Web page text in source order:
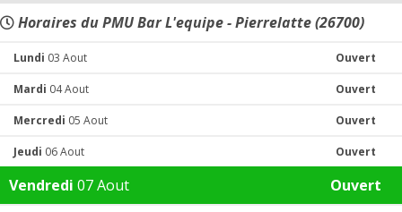
Horaires du PMU Bar L'equipe - Pierrelatte (26700)
Lundi 03 Aout Ouvert
Mardi 04 Aout Ouvert
Mercredi 05 Aout Ouvert
Jeudi 06 Aout Ouvert
Vendredi 07 Aout Ouvert